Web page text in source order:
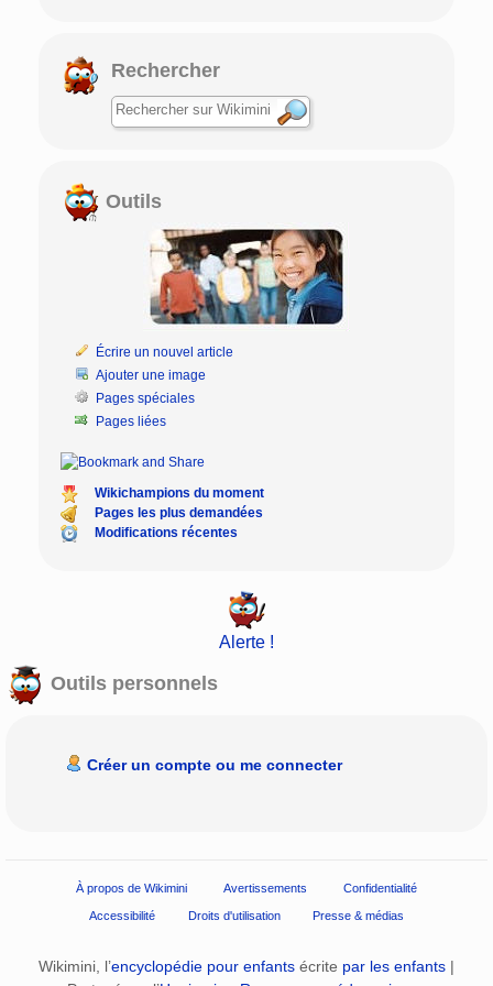
Rechercher
Outils
Écrire un nouvel article
Ajouter une image
Pages spéciales
Pages liées
Wikichampions du moment
Pages les plus demandées
Modifications récentes
Alerte !
Outils personnels
Créer un compte ou me connecter
À propos de Wikimini Avertissements Confidentialité
Accessibilité Droits d'utilisation Presse & médias
Wikimini, l’encyclopédie pour enfants écrite par les enfants |